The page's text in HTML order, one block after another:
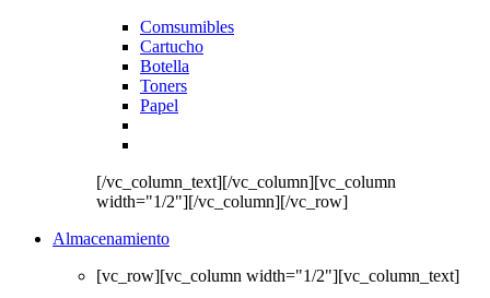
Comsumibles
Cartucho
Botella
Toners
Papel
[/vc_column_text][/vc_column][vc_column
width="1/2"][/vc_column][/vc_row]
Almacenamiento
[vc_row][vc_column width="1/2"][vc_column_text]